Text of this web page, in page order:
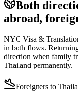
Both
abroad,
NYC Visa &
in both flows.
direction when family
Thailand permanently.
Foreigners to